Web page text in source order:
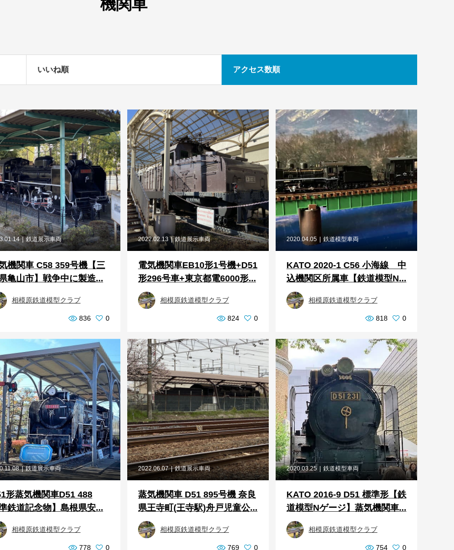
いいね順 アクセス数順
鉄道展示車両
機関車 C58 359号機【三
亀山市】戦争中に製造...
相模原鉄道模型クラブ
836 0
2022.02.13 鉄道展示車両
電気機関車EB10形1号機+D51
形296号車+東京都電6000形...
相模原鉄道模型クラブ
824 0
2020.04.05 鉄道模型車両
KATO 2020-1 C56 小海線 中
込機関区所属車【鉄道模型N...
相模原鉄道模型クラブ
818 0
鉄道展示車両
形蒸気機関車D51 488
準鉄道記念物】島根県安...
相模原鉄道模型クラブ
778 0
2022.06.07 鉄道展示車両
蒸気機関車 D51 895号機 奈良
県王寺町(王寺駅)舟戸児童公...
相模原鉄道模型クラブ
769 0
2020.03.25 鉄道模型車両
KATO 2016-9 D51 標準形【鉄
道模型Nゲージ】蒸気機関車...
相模原鉄道模型クラブ
754 0